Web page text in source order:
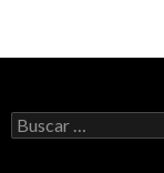
Buscar: